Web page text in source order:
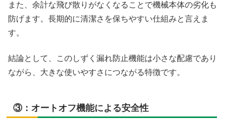
また、余計な飛び散りがなくなることで機械本体の劣化も
防げます。長期的に清潔さを保ちやすい仕組みと言えま
す。
結論として、このしずく漏れ防止機能は小さな配慮であり
ながら、大きな使いやすさにつながる特徴です。
③：オートオフ機能による安全性